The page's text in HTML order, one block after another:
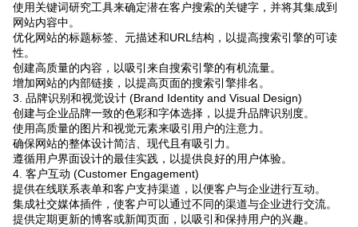
使用关键词研究工具来确定潜在客户搜索的关键字，并将其集成到
网站内容中。
优化网站的标题标签、元描述和URL结构，以提高搜索引擎的可读
性。
创建高质量的内容，以吸引来自搜索引擎的有机流量。
增加网站的内部链接，以提高页面的搜索引擎排名。
3. 品牌识别和视觉设计 (Brand Identity and Visual Design)
创建与企业品牌一致的色彩和字体选择，以提升品牌识别度。
使用高质量的图片和视觉元素来吸引用户的注意力。
确保网站的整体设计简洁、现代且有吸引力。
遵循用户界面设计的最佳实践，以提供良好的用户体验。
4. 客户互动 (Customer Engagement)
提供在线联系表单和客户支持渠道，以便客户与企业进行互动。
集成社交媒体插件，使客户可以通过不同的渠道与企业进行交流。
提供定期更新的博客或新闻页面，以吸引和保持用户的兴趣。